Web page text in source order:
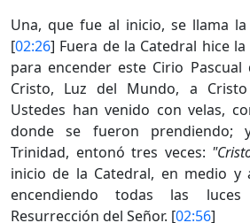
Una, que fue al inicio, se llama la
[02:26] Fuera de la Catedral hice
para encender este Cirio
Cristo, Luz del Mundo, a
Ustedes han venido con velas,
donde se fueron prendiendo;
Trinidad, entonó tres veces:
inicio de la Catedral, en medio
encendiendo todas las
Resurrección del Señor. [02:56]